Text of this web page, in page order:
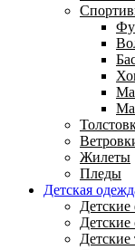
Жилеты
Пледы
Детская
Детские
Детские